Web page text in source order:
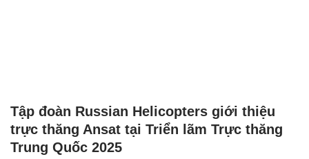
Tập đoàn Russian Helicopters giới thiệu
trực thăng Ansat tại Triển lãm Trực thăng
Trung Quốc 2025